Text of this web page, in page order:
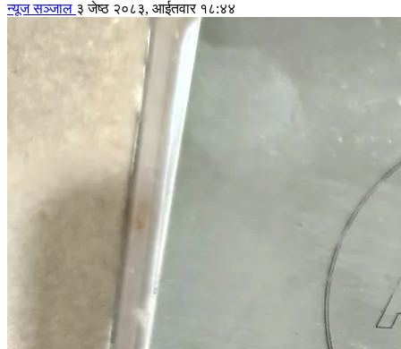
न्यूज सञ्जाल ३ जेष्ठ २०८३, आईतवार १८:४४